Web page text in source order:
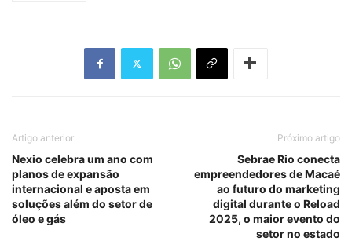
Artigo anterior
Nexio celebra um ano com
planos de expansão
internacional e aposta em
soluções além do setor de
óleo e gás
Próximo artigo
Sebrae Rio conecta
empreendedores de Macaé
ao futuro do marketing
digital durante o Reload
2025, o maior evento do
setor no estado